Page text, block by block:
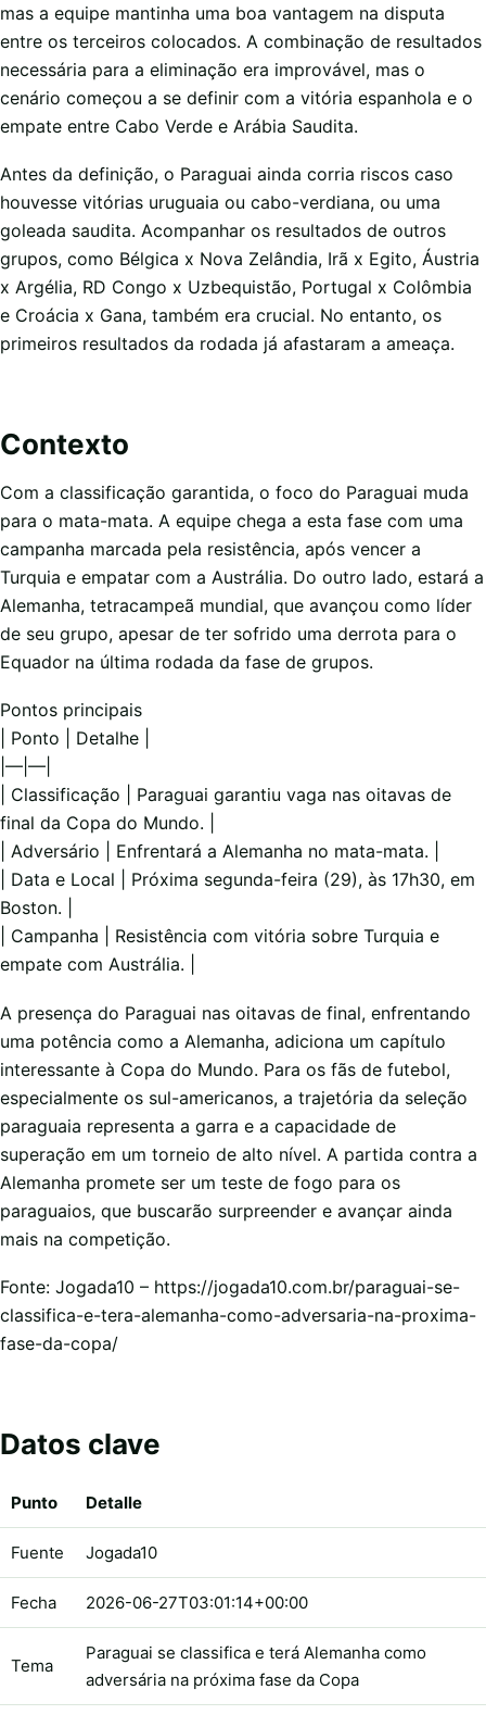
mas a equipe mantinha uma boa vantagem na disputa
entre os terceiros colocados. A combinação de resultados
necessária para a eliminação era improvável, mas o
cenário começou a se definir com a vitória espanhola e o
empate entre Cabo Verde e Arábia Saudita.
Antes da definição, o Paraguai ainda corria riscos caso
houvesse vitórias uruguaia ou cabo-verdiana, ou uma
goleada saudita. Acompanhar os resultados de outros
grupos, como Bélgica x Nova Zelândia, Irã x Egito, Áustria
x Argélia, RD Congo x Uzbequistão, Portugal x Colômbia
e Croácia x Gana, também era crucial. No entanto, os
primeiros resultados da rodada já afastaram a ameaça.
Contexto
Com a classificação garantida, o foco do Paraguai muda
para o mata-mata. A equipe chega a esta fase com uma
campanha marcada pela resistência, após vencer a
Turquia e empatar com a Austrália. Do outro lado, estará a
Alemanha, tetracampeã mundial, que avançou como líder
de seu grupo, apesar de ter sofrido uma derrota para o
Equador na última rodada da fase de grupos.
Pontos principais
| Ponto | Detalhe |
|—|—|
| Classificação | Paraguai garantiu vaga nas oitavas de
final da Copa do Mundo. |
| Adversário | Enfrentará a Alemanha no mata-mata. |
| Data e Local | Próxima segunda-feira (29), às 17h30, em
Boston. |
| Campanha | Resistência com vitória sobre Turquia e
empate com Austrália. |
A presença do Paraguai nas oitavas de final, enfrentando
uma potência como a Alemanha, adiciona um capítulo
interessante à Copa do Mundo. Para os fãs de futebol,
especialmente os sul-americanos, a trajetória da seleção
paraguaia representa a garra e a capacidade de
superação em um torneio de alto nível. A partida contra a
Alemanha promete ser um teste de fogo para os
paraguaios, que buscarão surpreender e avançar ainda
mais na competição.
Fonte: Jogada10 – https://jogada10.com.br/paraguai-se-
classifica-e-tera-alemanha-como-adversaria-na-proxima-
fase-da-copa/
Datos clave
Punto Detalle
Fuente Jogada10
Fecha 2026-06-27T03:01:14+00:00
Tema
Paraguai se classifica e terá Alemanha como
adversária na próxima fase da Copa